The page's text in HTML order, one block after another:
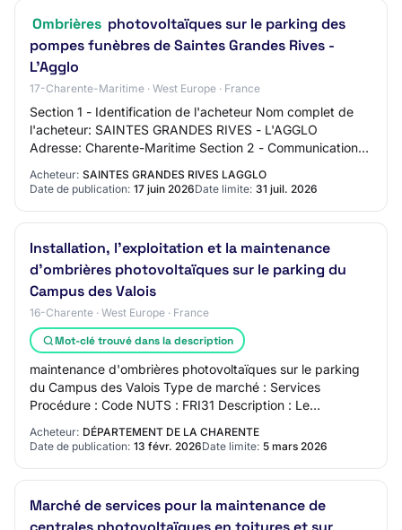
Ombrières photovoltaïques sur le parking des
pompes funèbres de Saintes Grandes Rives -
L'Agglo
17-Charente-Maritime · West Europe · France
Section 1 - Identification de l'acheteur Nom complet de
l'acheteur: SAINTES GRANDES RIVES - L'AGGLO
Adresse: Charente-Maritime Section 2 - Communication
Acheteur: SAINTES GRANDES RIVES LAGGLO
Date de publication: 17 juin 2026Date limite: 31 juil. 2026
Installation, l'exploitation et la maintenance
d'ombrières photovoltaïques sur le parking du
Campus des Valois
16-Charente · West Europe · France
Mot-clé trouvé dans la description
maintenance d'ombrières photovoltaïques sur le parking
du Campus des Valois Type de marché : Services
Procédure : Code NUTS : FRI31 Description : Le
Département de la Charente a été sollicité spontan…
Acheteur: DÉPARTEMENT DE LA CHARENTE
Date de publication: 13 févr. 2026Date limite: 5 mars 2026
Marché de services pour la maintenance de